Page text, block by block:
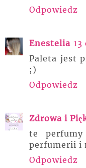
Odpowiedz
Enestelia 13
Paleta jest
;)
Odpowiedz
Zdrowa i
te perfumy
perfumerii i
Odpowiedz